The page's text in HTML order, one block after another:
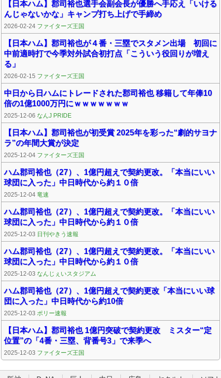
【日本ハム】郡司裕也選手会副会長が優勝へ手応え「いける
んじゃないかな」キャンプ打ち上げで手締め
2026-02-24 ファイターズ王国
【日本ハム】郡司裕也が４番・三塁でスタメン出場 初回に
中前適時打で今季対外試合初打点「こういう役回りが増え
る」
2026-02-15 ファイターズ王国
中日から日ハムにトレードされた郡司裕也 移籍して年俸10
倍の1億1000万円にｗｗｗｗｗｗｗ
2025-12-06 なんJ PRIDE
【日本ハム】郡司裕也が初受賞 2025年を彩った“劇的サヨナ
ラ”の年間大賞が決定
2025-12-04 ファイターズ王国
ハム郡司裕也（27）、1億円超えで契約更改。「本当にいい
球団に入った」中日時代から約１０倍
2025-12-04 竜速
ハム郡司裕也（27）、1億円超えで契約更改。「本当にいい
球団に入った」中日時代から約１０倍
2025-12-03 日刊やきう速報
ハム郡司裕也（27）、1億円超えで契約更改。「本当にいい
球団に入った」中日時代から約１０倍
2025-12-03 なんじぇいスタジアム
ハム郡司裕也（27）、1億円超えで契約更改「本当にいい球
団に入った」中日時代から約10倍
2025-12-03 ポリー速報
【日本ハム】郡司裕也 1億円突破で契約更改 ミスター“定
位置”の「4番・三塁、背番号3」で来季へ
2025-12-03 ファイターズ王国